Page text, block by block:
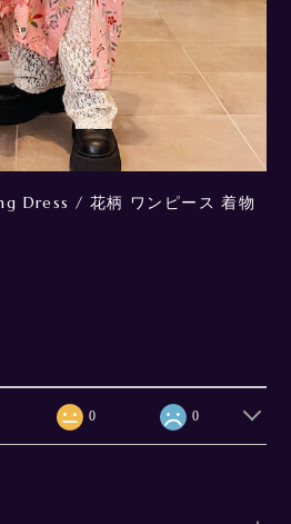
Dress / 花柄 ワンピース 着物
0 0